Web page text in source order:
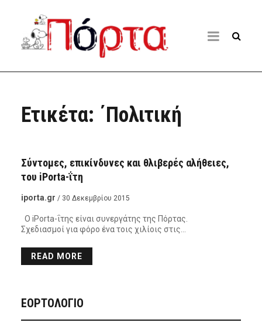
Ετικέτα: ΄Πολιτική
Σύντομες, επικίνδυνες και θλιβερές αλήθειες,
του iPorta-ΐτη
iporta.gr / 30 Δεκεμβρίου 2015
Ο iPorta-ΐτης είναι συνεργάτης της Πόρτας.
Σχεδιασμοί για φόρο ένα τοις χιλίοις στις…
READ MORE
ΕΟΡΤΟΛΟΓΙΟ